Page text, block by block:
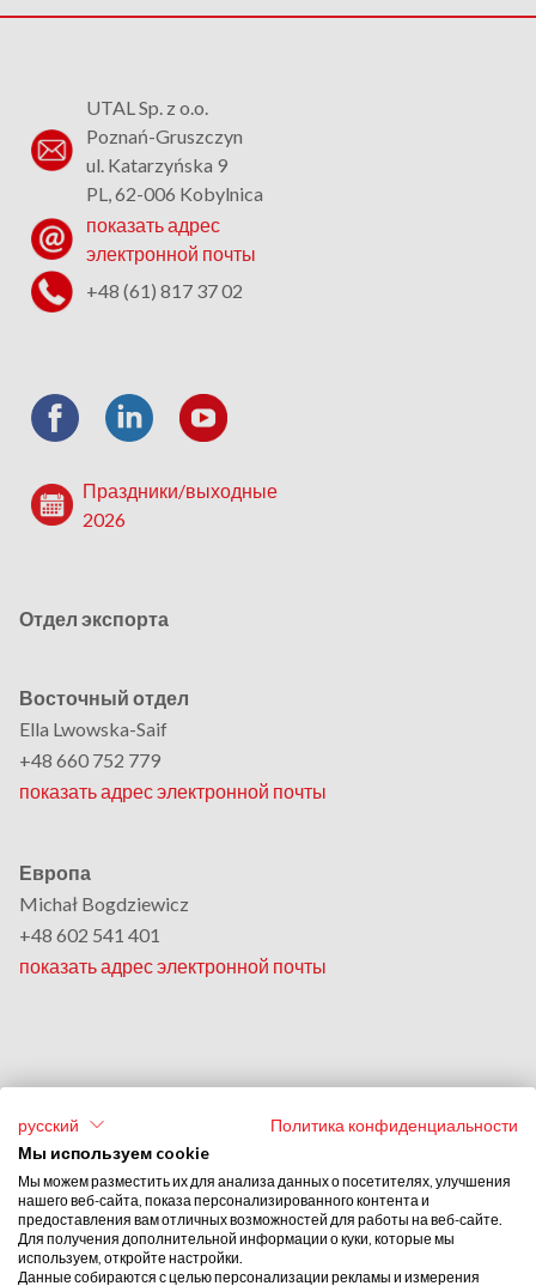
UTAL Sp. z o.o.
Poznań-Gruszczyn
ul. Katarzyńska 9
PL, 62-006 Kobylnica
показать адрес
электронной почты
+48 (61) 817 37 02
Праздники/выходные
2026
Отдел экспорта
Восточный отдел
Ella Lwowska-Saif
+48 660 752 779
показать адрес электронной почты
Европа
Michał Bogdziewicz
+48 602 541 401
показать адрес электронной почты
Америка, Восточная Азия & Океания
Monika Grobelna
+48 664 954 631
показать адрес электронной почты
Ближний Восток & Африка
русский
Политика конфиденциальности
Мы используем cookie
Мы можем разместить их для анализа данных о посетителях, улучшения
нашего веб-сайта, показа персонализированного контента и
предоставления вам отличных возможностей для работы на веб-сайте.
Для получения дополнительной информации о куки, которые мы
используем, откройте настройки.
Данные собираются с целью персонализации рекламы и измерения